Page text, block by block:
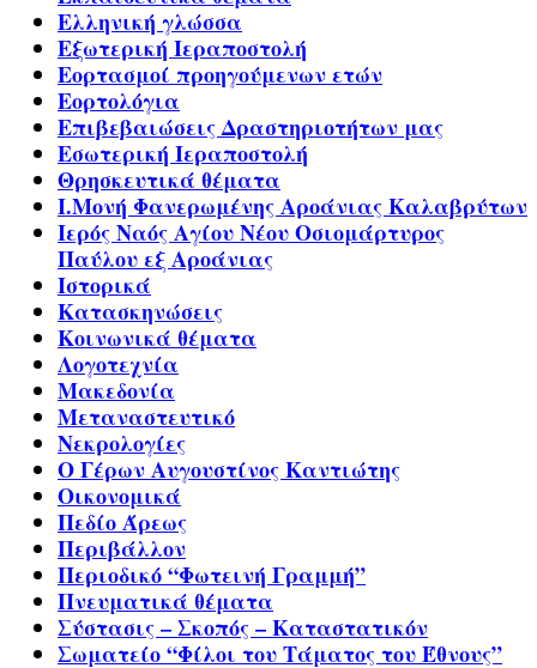
Ελληνική γλώσσα
Εξωτερική Ιεραποστολή
Εορτασμοί προηγούμενων ετών
Εορτολόγια
Επιβεβαιώσεις Δραστηριοτήτων μας
Εσωτερική Ιεραποστολή
Θρησκευτικά θέματα
Ι.Μονή Φανερωμένης Αροάνιας Καλαβρύτων
Ιερός Ναός Αγίου Νέου Οσιομάρτυρος
Παύλου εξ Αροάνιας
Ιστορικά
Κατασκηνώσεις
Κοινωνικά θέματα
Λογοτεχνία
Μακεδονία
Μεταναστευτικό
Νεκρολογίες
Ο Γέρων Αυγουστίνος Καντιώτης
Οικονομικά
Πεδίο Άρεως
Περιβάλλον
Περιοδικό “Φωτεινή Γραμμή”
Πνευματικά θέματα
Σύστασις – Σκοπός – Καταστατικόν
Σωματείο “Φίλοι του Τάματος του Έθνους”